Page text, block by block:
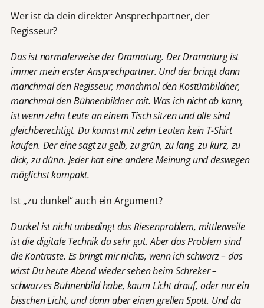
Wer ist da dein direkter Ansprechpartner, der
Regisseur?
Das ist normalerweise der Dramaturg. Der Dramaturg ist
immer mein erster Ansprechpartner. Und der bringt dann
manchmal den Regisseur, manchmal den Kostümbildner,
manchmal den Bühnenbildner mit. Was ich nicht ab kann,
ist wenn zehn Leute an einem Tisch sitzen und alle sind
gleichberechtigt. Du kannst mit zehn Leuten kein T-Shirt
kaufen. Der eine sagt zu gelb, zu grün, zu lang, zu kurz, zu
dick, zu dünn. Jeder hat eine andere Meinung und deswegen
möglichst kompakt.
Ist „zu dunkel“ auch ein Argument?
Dunkel ist nicht unbedingt das Riesenproblem, mittlerweile
ist die digitale Technik da sehr gut. Aber das Problem sind
die Kontraste. Es bringt mir nichts, wenn ich schwarz – das
wirst Du heute Abend wieder sehen beim Schreker –
schwarzes Bühnenbild habe, kaum Licht drauf, oder nur ein
bisschen Licht, und dann aber einen grellen Spott. Und da